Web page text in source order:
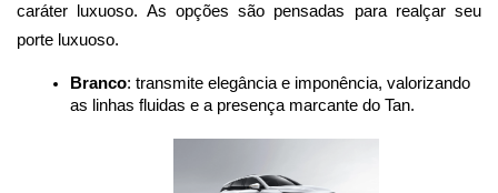
caráter luxuoso. As opções são pensadas para realçar seu
porte luxuoso.
Branco: transmite elegância e imponência, valorizando
as linhas fluidas e a presença marcante do Tan.